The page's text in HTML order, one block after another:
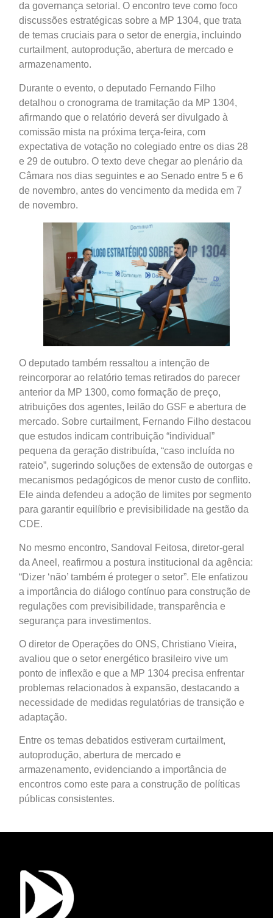
da governança setorial. O encontro teve como foco
discussões estratégicas sobre a MP 1304, que trata
de temas cruciais para o setor de energia, incluindo
curtailment, autoprodução, abertura de mercado e
armazenamento.
Durante o evento, o deputado Fernando Filho
detalhou o cronograma de tramitação da MP 1304,
afirmando que o relatório deverá ser divulgado à
comissão mista na próxima terça-feira, com
expectativa de votação no colegiado entre os dias 28
e 29 de outubro. O texto deve chegar ao plenário da
Câmara nos dias seguintes e ao Senado entre 5 e 6
de novembro, antes do vencimento da medida em 7
de novembro.
O deputado também ressaltou a intenção de
reincorporar ao relatório temas retirados do parecer
anterior da MP 1300, como formação de preço,
atribuições dos agentes, leilão do GSF e abertura de
mercado. Sobre curtailment, Fernando Filho destacou
que estudos indicam contribuição “individual”
pequena da geração distribuída, “caso incluída no
rateio”, sugerindo soluções de extensão de outorgas e
mecanismos pedagógicos de menor custo de conflito.
Ele ainda defendeu a adoção de limites por segmento
para garantir equilíbrio e previsibilidade na gestão da
CDE.
No mesmo encontro, Sandoval Feitosa, diretor-geral
da Aneel, reafirmou a postura institucional da agência:
“Dizer ‘não’ também é proteger o setor”. Ele enfatizou
a importância do diálogo contínuo para construção de
regulações com previsibilidade, transparência e
segurança para investimentos.
O diretor de Operações do ONS, Christiano Vieira,
avaliou que o setor energético brasileiro vive um
ponto de inflexão e que a MP 1304 precisa enfrentar
problemas relacionados à expansão, destacando a
necessidade de medidas regulatórias de transição e
adaptação.
Entre os temas debatidos estiveram curtailment,
autoprodução, abertura de mercado e
armazenamento, evidenciando a importância de
encontros como este para a construção de políticas
públicas consistentes.